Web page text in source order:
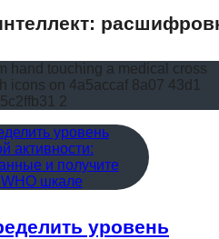
уровень